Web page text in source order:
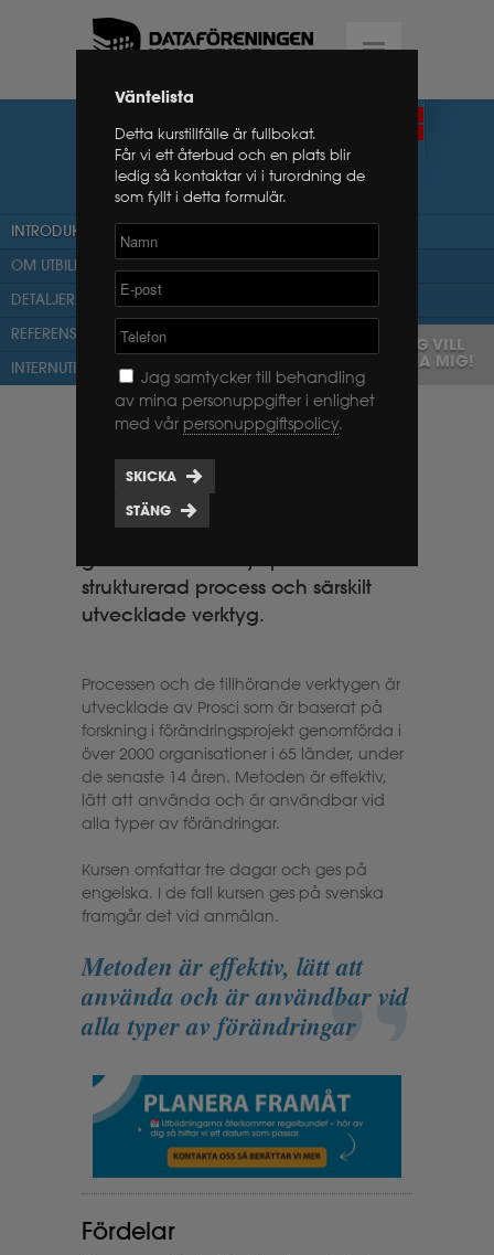
PROSCI CHANGE
MANAGEMENT
CERTIFICATION
INTRODUKTION
OM UTBILDNINGEN
DETALJERAT PROGRAM
REFERENSER
INTERNUTBILDNING
JAG VILL
BOKA MIG!
Kursen omfattar tre intensiva dagar
och framgångsrikt genomföra den
organisatoriska sidan av
förändringar. Utbildningen
strukturerad process och särskilt
utvecklade verktyg.
Processen och de tillhörande verktygen är
utvecklade av Prosci som är baserat på
forskning i förändringsprojekt genomförda i
över 2000 organisationer i 65 länder, under
de senaste 14 åren. Metoden är effektiv,
lätt att använda och är användbar vid
alla typer av förändringar.
Kursen omfattar tre dagar och ges på
engelska. I de fall kursen ges på svenska
framgår det vid anmälan.
Metoden är effektiv, lätt att
använda och är användbar vid
alla typer av förändringar
Fördelar
Väntelista
Detta kurstillfälle är fullbokat.
Får vi ett återbud och en plats blir
ledig så kontaktar vi i turordning de
som fyllt i detta formulär.
Jag samtycker till behandling
av mina personuppgifter i enlighet
med vår personuppgiftspolicy.
SKICKA
STÄNG